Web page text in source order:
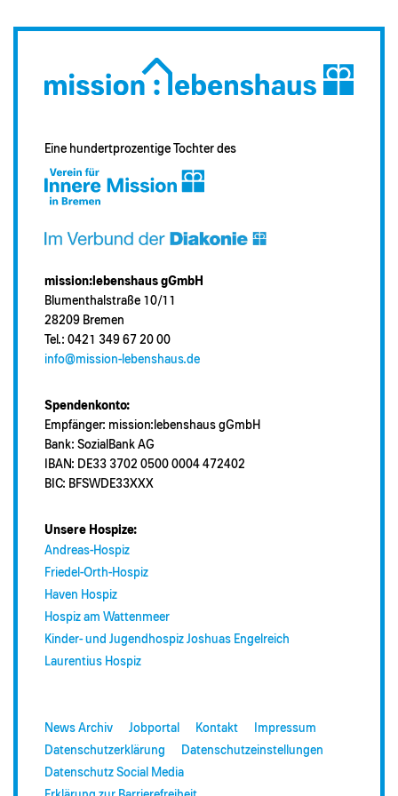
Eine hundertprozentige Tochter des
mission:lebenshaus gGmbH
Blumenthalstraße 10/11
28209 Bremen
Tel.: 0421 349 67 20 00
info@mission-lebenshaus.de
Spendenkonto:
Empfänger: mission:lebenshaus gGmbH
Bank: SozialBank AG
IBAN: DE33 3702 0500 0004 472402
BIC: BFSWDE33XXX
Unsere Hospize:
Andreas-Hospiz
Friedel-Orth-Hospiz
Haven Hospiz
Hospiz am Wattenmeer
Kinder- und Jugendhospiz Joshuas Engelreich
Laurentius Hospiz
News Archiv Jobportal Kontakt
Impressum
Datenschutzerklärung
Datenschutzeinstellungen
Datenschutz Social Media